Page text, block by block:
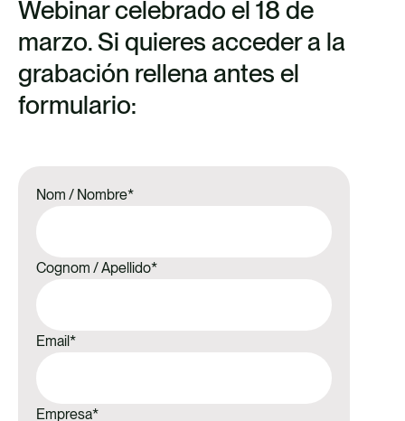
Webinar celebrado el 18 de
marzo. Si quieres acceder a la
grabación rellena antes el
formulario:
Nom / Nombre*
Cognom / Apellido*
Email*
Empresa*